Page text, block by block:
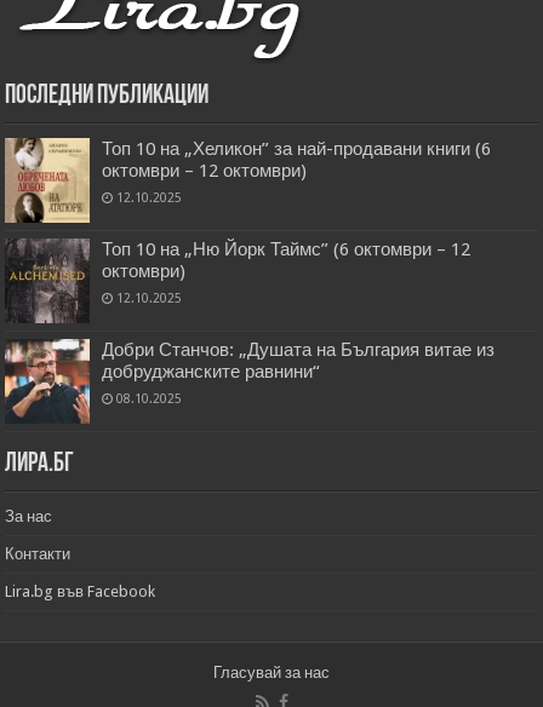
Последни публикации
Топ 10 на „Хеликон” за най-продавани книги (6
октомври – 12 октомври)
12.10.2025
Топ 10 на „Ню Йорк Таймс” (6 октомври – 12
октомври)
12.10.2025
Добри Станчов: „Душата на България витае из
добруджанските равнини“
08.10.2025
Лира.бг
За нас
Контакти
Lira.bg във Facebook
Гласувай за нас